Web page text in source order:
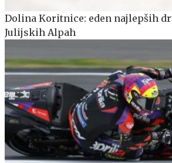
Dolina Koritnice: eden najlepših
Julijskih Alpah